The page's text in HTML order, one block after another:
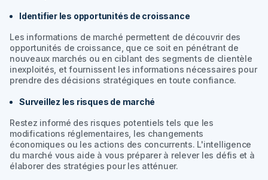
Identifier les opportunités de croissance
Les informations de marché permettent de découvrir des
opportunités de croissance, que ce soit en pénétrant de
nouveaux marchés ou en ciblant des segments de clientèle
inexploités, et fournissent les informations nécessaires pour
prendre des décisions stratégiques en toute confiance.
Surveillez les risques de marché
Restez informé des risques potentiels tels que les
modifications réglementaires, les changements
économiques ou les actions des concurrents. L'intelligence
du marché vous aide à vous préparer à relever les défis et à
élaborer des stratégies pour les atténuer.